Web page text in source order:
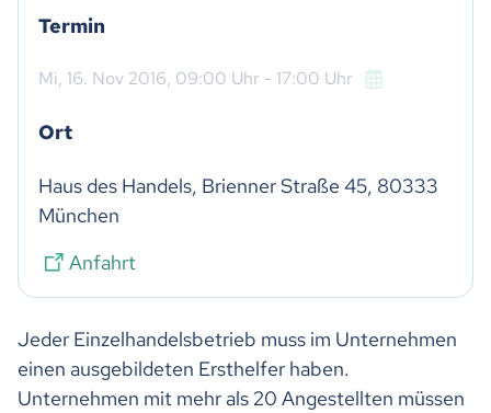
Jeder Einzelhandelsbetrieb muss im Unternehmen
einen ausgebildeten Ersthelfer haben.
Unternehmen mit mehr als 20 Angestellten müssen
Termin
Mi, 16. Nov 2016, 09:00 Uhr - 17:00 Uhr
Ort
Haus des Handels, Brienner Straße 45, 80333
München
Anfahrt